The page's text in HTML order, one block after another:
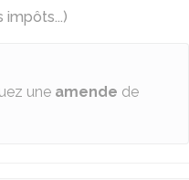
impôts...)
une amende de